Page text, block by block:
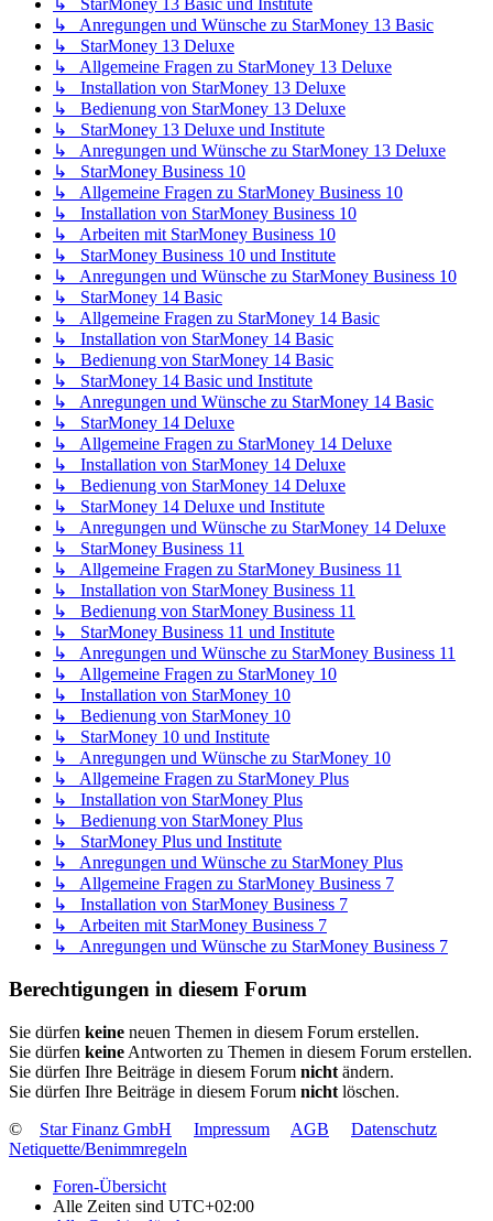
↳ StarMoney 13 Basic und Institute
↳ Anregungen und Wünsche zu StarMoney 13 Basic
↳ StarMoney 13 Deluxe
↳ Allgemeine Fragen zu StarMoney 13 Deluxe
↳ Installation von StarMoney 13 Deluxe
↳ Bedienung von StarMoney 13 Deluxe
↳ StarMoney 13 Deluxe und Institute
↳ Anregungen und Wünsche zu StarMoney 13 Deluxe
↳ StarMoney Business 10
↳ Allgemeine Fragen zu StarMoney Business 10
↳ Installation von StarMoney Business 10
↳ Arbeiten mit StarMoney Business 10
↳ StarMoney Business 10 und Institute
↳ Anregungen und Wünsche zu StarMoney Business 10
↳ StarMoney 14 Basic
↳ Allgemeine Fragen zu StarMoney 14 Basic
↳ Installation von StarMoney 14 Basic
↳ Bedienung von StarMoney 14 Basic
↳ StarMoney 14 Basic und Institute
↳ Anregungen und Wünsche zu StarMoney 14 Basic
↳ StarMoney 14 Deluxe
↳ Allgemeine Fragen zu StarMoney 14 Deluxe
↳ Installation von StarMoney 14 Deluxe
↳ Bedienung von StarMoney 14 Deluxe
↳ StarMoney 14 Deluxe und Institute
↳ Anregungen und Wünsche zu StarMoney 14 Deluxe
↳ StarMoney Business 11
↳ Allgemeine Fragen zu StarMoney Business 11
↳ Installation von StarMoney Business 11
↳ Bedienung von StarMoney Business 11
↳ StarMoney Business 11 und Institute
↳ Anregungen und Wünsche zu StarMoney Business 11
↳ Allgemeine Fragen zu StarMoney 10
↳ Installation von StarMoney 10
↳ Bedienung von StarMoney 10
↳ StarMoney 10 und Institute
↳ Anregungen und Wünsche zu StarMoney 10
↳ Allgemeine Fragen zu StarMoney Plus
↳ Installation von StarMoney Plus
↳ Bedienung von StarMoney Plus
↳ StarMoney Plus und Institute
↳ Anregungen und Wünsche zu StarMoney Plus
↳ Allgemeine Fragen zu StarMoney Business 7
↳ Installation von StarMoney Business 7
↳ Arbeiten mit StarMoney Business 7
↳ Anregungen und Wünsche zu StarMoney Business 7
Berechtigungen in diesem Forum
Sie dürfen keine neuen Themen in diesem Forum erstellen.
Sie dürfen keine Antworten zu Themen in diesem Forum erstellen.
Sie dürfen Ihre Beiträge in diesem Forum nicht ändern.
Sie dürfen Ihre Beiträge in diesem Forum nicht löschen.
©
Star Finanz GmbH Impressum AGB
Datenschutz
Netiquette/Benimmregeln
Foren-Übersicht
Alle Zeiten sind UTC+02:00